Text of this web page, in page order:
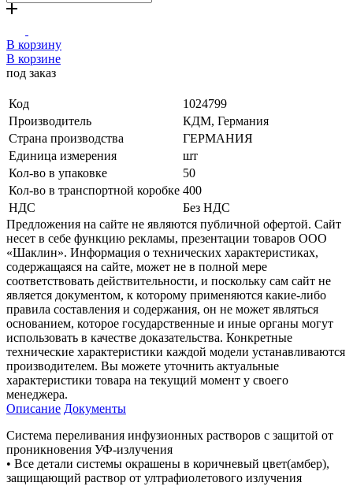
В корзину
В корзине
под заказ
Код
1024799
Производитель
КДМ, Германия
Страна производства
ГЕРМАНИЯ
Единица измерения
шт
Кол-во в упаковке
50
Кол-во в транспортной коробке 400
НДС
Без НДС
Предложения на сайте не являются публичной офертой. Сайт
несет в себе функцию рекламы, презентации товаров ООО
«Шаклин». Информация о технических характеристиках,
содержащаяся на сайте, может не в полной мере
соответствовать действительности, и поскольку сам сайт не
является документом, к которому применяются какие-либо
правила составления и содержания, он не может являться
основанием, которое государственные и иные органы могут
использовать в качестве доказательства. Конкретные
технические характеристики каждой модели устанавливаются
производителем. Вы можете уточнить актуальные
характеристики товара на текущий момент у своего
менеджера.
Описание Документы
Система переливания инфузионных растворов с защитой от
проникновения УФ-излучения
• Все детали системы окрашены в коричневый цвет(амбер),
защищающий раствор от ултрафиолетового излучения